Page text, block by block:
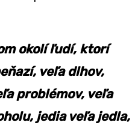
okolí ľudí, ktorí
veľa dlhov,
problémov, veľa
jedia veľa jedla,